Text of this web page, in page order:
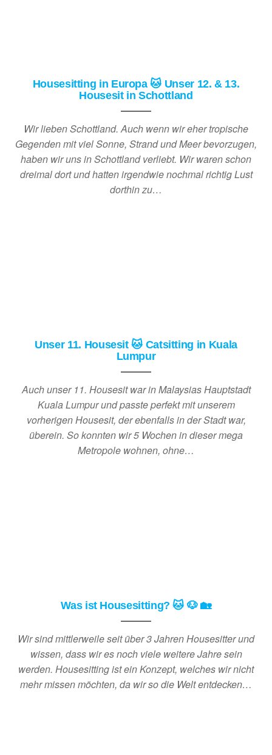
Housesitting in Europa 🐱 Unser 12. & 13.
Housesit in Schottland
Wir lieben Schottland. Auch wenn wir eher tropische
Gegenden mit viel Sonne, Strand und Meer bevorzugen,
haben wir uns in Schottland verliebt. Wir waren schon
dreimal dort und hatten irgendwie nochmal richtig Lust
dorthin zu…
Unser 11. Housesit 🐱 Catsitting in Kuala
Lumpur
Auch unser 11. Housesit war in Malaysias Hauptstadt
Kuala Lumpur und passte perfekt mit unserem
vorherigen Housesit, der ebenfalls in der Stadt war,
überein. So konnten wir 5 Wochen in dieser mega
Metropole wohnen, ohne…
Was ist Housesitting? 🐱 🐶 🏡
Wir sind mittlerweile seit über 3 Jahren Housesitter und
wissen, dass wir es noch viele weitere Jahre sein
werden. Housesitting ist ein Konzept, welches wir nicht
mehr missen möchten, da wir so die Welt entdecken…